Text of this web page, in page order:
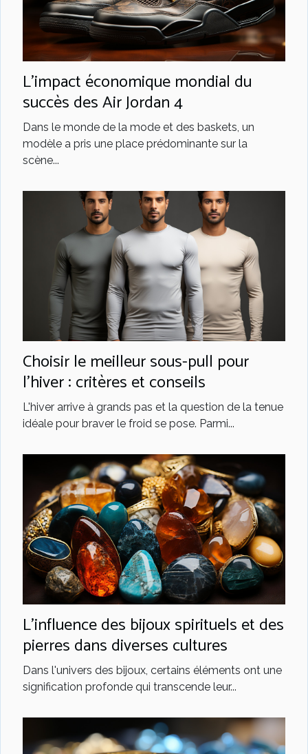
L'impact économique mondial du
succès des Air Jordan 4
Dans le monde de la mode et des baskets, un
modèle a pris une place prédominante sur la
scène...
Choisir le meilleur sous-pull pour
l'hiver : critères et conseils
L'hiver arrive à grands pas et la question de la tenue
idéale pour braver le froid se pose. Parmi...
L'influence des bijoux spirituels et des
pierres dans diverses cultures
Dans l'univers des bijoux, certains éléments ont une
signification profonde qui transcende leur...